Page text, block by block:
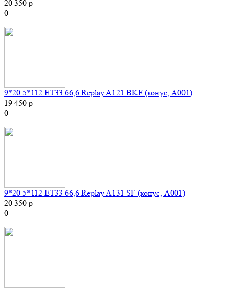
20 350 р
0
9*20 5*112 ET33 66,6 Replay A121 BKF (конус, A001)
19 450 р
0
9*20 5*112 ET33 66,6 Replay A131 SF (конус, A001)
20 350 р
0